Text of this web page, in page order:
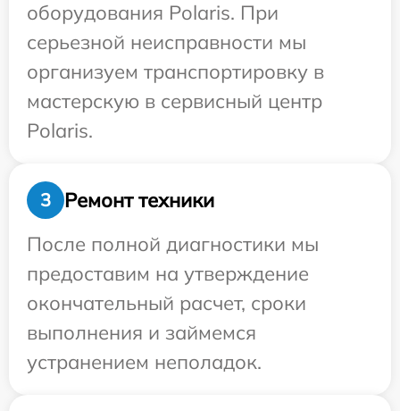
оборудования Polaris. При
серьезной неисправности мы
организуем транспортировку в
мастерскую в сервисный центр
Polaris.
3
Ремонт техники
После полной диагностики мы
предоставим на утверждение
окончательный расчет, сроки
выполнения и займемся
устранением неполадок.